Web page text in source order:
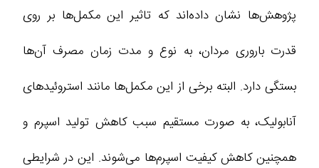
پژوهش‌ها نشان داده‌اند که تاثیر این مکمل‌ها بر روی
قدرت باروری مردان، به نوع و مدت زمان مصرف آن‌ها
بستگی دارد. البته برخی از این مکمل‌ها مانند استروئیدهای
آنابولیک، به صورت مستقیم سبب کاهش تولید اسپرم و
همچنین کاهش کیفیت اسپرم‌ها می‌شوند. این در شرایطی